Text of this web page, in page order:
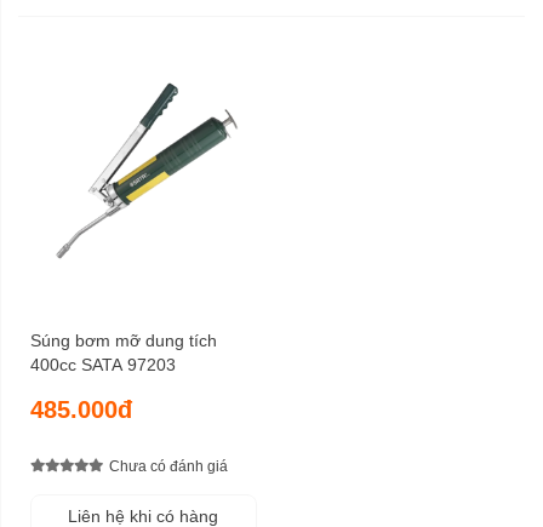
Súng bơm mỡ dung tích
400cc SATA 97203
485.000đ
Chưa có đánh giá
Liên hệ khi có hàng